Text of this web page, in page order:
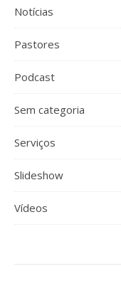
Notícias
Pastores
Podcast
Sem categoria
Serviços
Slideshow
Vídeos